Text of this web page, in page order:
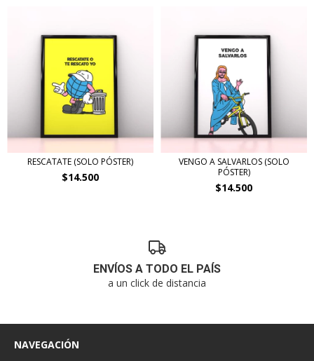
RESCATATE (SOLO PÓSTER)
$14.500
VENGO A SALVARLOS (SOLO
PÓSTER)
$14.500
ENVÍOS A TODO EL PAÍS
a un click de distancia
NAVEGACIÓN